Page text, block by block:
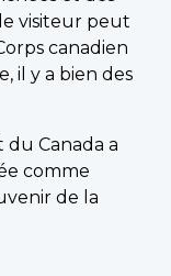
visiteur peut
canadien
il y a bien des
Canada a
comme
de la